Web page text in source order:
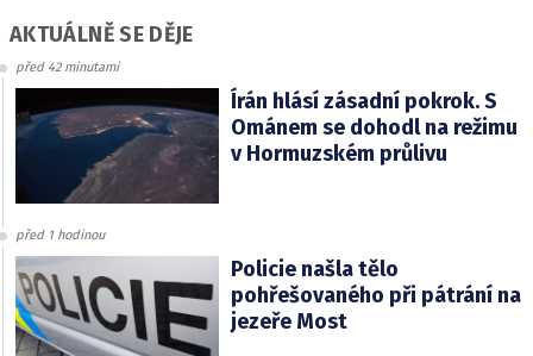
AKTUÁLNĚ SE DĚJE
před 42 minutami
Írán hlásí zásadní pokrok. S
Ománem se dohodl na režimu
v Hormuzském průlivu
před 1 hodinou
Policie našla tělo
pohřešovaného při pátrání na
jezeře Most